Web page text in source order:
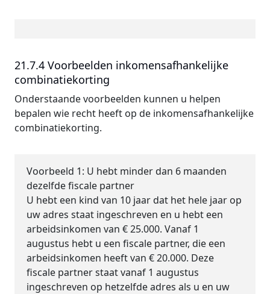
21.7.4 Voorbeelden inkomensafhankelijke
combinatiekorting
Onderstaande voorbeelden kunnen u helpen
bepalen wie recht heeft op de inkomensafhankelijke
combinatiekorting.
Voorbeeld 1: U hebt minder dan 6 maanden
dezelfde fiscale partner
U hebt een kind van 10 jaar dat het hele jaar op
uw adres staat ingeschreven en u hebt een
arbeidsinkomen van € 25.000. Vanaf 1
augustus hebt u een fiscale partner, die een
arbeidsinkomen heeft van € 20.000. Deze
fiscale partner staat vanaf 1 augustus
ingeschreven op hetzelfde adres als u en uw